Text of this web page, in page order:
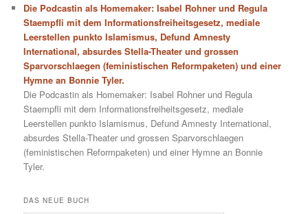
Die Podcastin als Homemaker: Isabel Rohner und Regula
Staempfli mit dem Informationsfreiheitsgesetz, mediale
Leerstellen punkto Islamismus, Defund Amnesty
International, absurdes Stella-Theater und grossen
Sparvorschlaegen (feministischen Reformpaketen) und einer
Hymne an Bonnie Tyler.
Die Podcastin als Homemaker: Isabel Rohner und Regula
Staempfli mit dem Informationsfreiheitsgesetz, mediale
Leerstellen punkto Islamismus, Defund Amnesty International,
absurdes Stella-Theater und grossen Sparvorschlaegen
(feministischen Reformpaketen) und einer Hymne an Bonnie
Tyler.
DAS NEUE BUCH